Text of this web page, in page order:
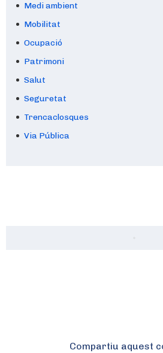
Medi ambient
Mobilitat
Ocupació
Patrimoni
Salut
Seguretat
Trencaclosques
Via Pública
Compartiu aquest